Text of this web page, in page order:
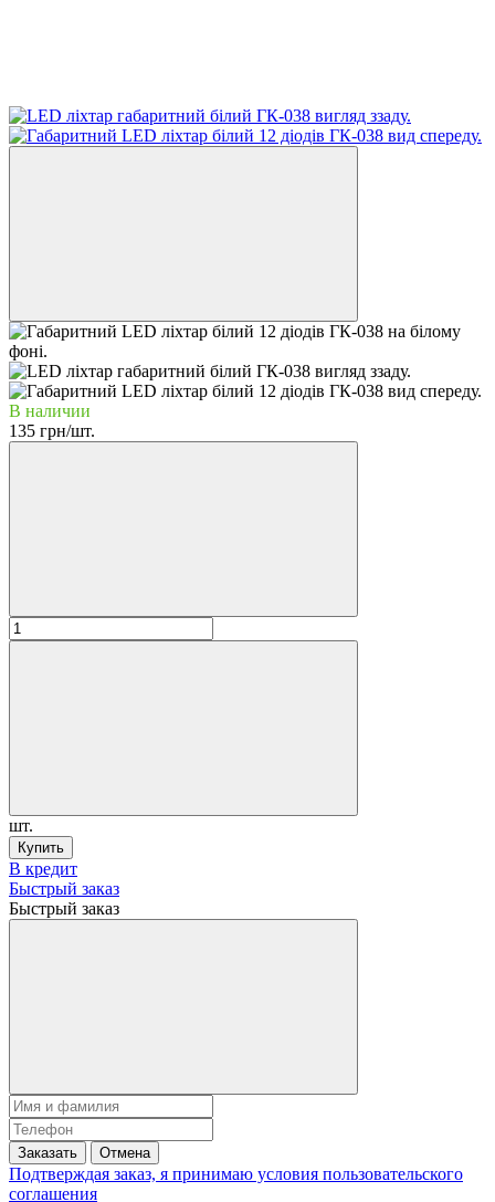
В наличии
135 грн/шт.
шт.
Купить
В кредит
Быстрый заказ
Быстрый заказ
Заказать Отмена
Подтверждая заказ, я принимаю условия пользовательского
соглашения